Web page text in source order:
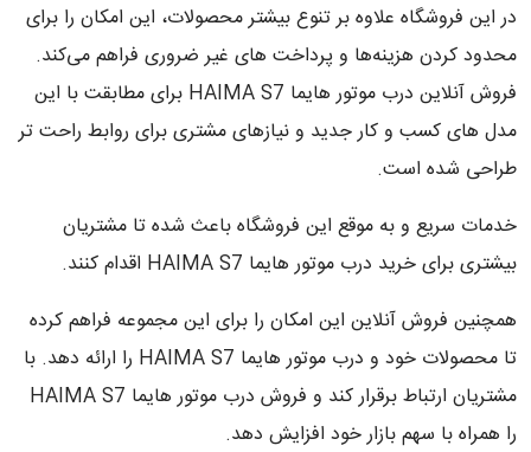
در این فروشگاه علاوه بر تنوع بیشتر محصولات، این امکان را برای
محدود کردن هزینه‌ها و پرداخت های غیر ضروری فراهم می‌کند.
فروش آنلاین درب موتور هایما HAIMA S7 برای مطابقت با این
مدل های کسب و کار جدید و نیازهای مشتری برای روابط راحت تر
طراحی شده است.
خدمات سریع و به موقع این فروشگاه باعث شده تا مشتریان
بیشتری برای خرید درب موتور هایما HAIMA S7 اقدام کنند.
همچنین فروش آنلاین این امکان را برای این مجموعه فراهم کرده
تا محصولات خود و درب موتور هایما HAIMA S7 را ارائه دهد. با
مشتریان ارتباط برقرار کند و فروش درب موتور هایما HAIMA S7
را همراه با سهم بازار خود افزایش دهد.